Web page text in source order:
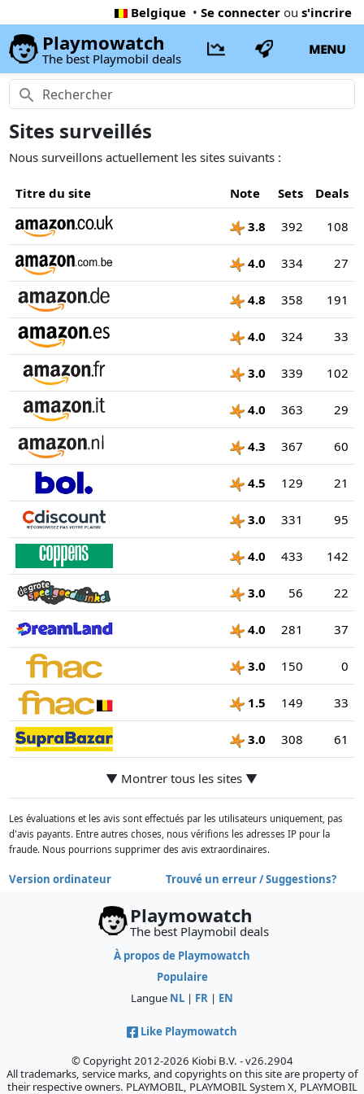
Belgique • Se connecter ou s'incrire
Playmowatch
The best Playmobil deals
MENU
Sites surveillés
Nous surveillons actuellement les sites suivants :
Titre du site Note Sets Deals
3.8 392 108
4.0 334 27
4.8 358 191
4.0 324 33
3.0 339 102
4.0 363 29
4.3 367 60
4.5 129 21
3.0 331 95
4.0 433 142
3.0 56 22
4.0 281 37
3.0 150 0
1.5 149 33
3.0 308 61
▼ Montrer tous les sites ▼
Les évaluations et les avis sont effectués par les utilisateurs uniquement, pas
d'avis payants. Entre autres choses, nous vérifions les adresses IP pour la
fraude. Nous pourrions supprimer des avis extraordinaires.
Version ordinateur Trouvé un erreur / Suggestions?
Playmowatch
The best Playmobil deals
À propos de Playmowatch
Populaire
Langue NL | FR | EN
Like Playmowatch
© Copyright 2012-2026 Kiobi B.V. - v26.2904
All trademarks, service marks, and copyrights on this site are property of
their respective owners. PLAYMOBIL, PLAYMOBIL System X, PLAYMOBIL